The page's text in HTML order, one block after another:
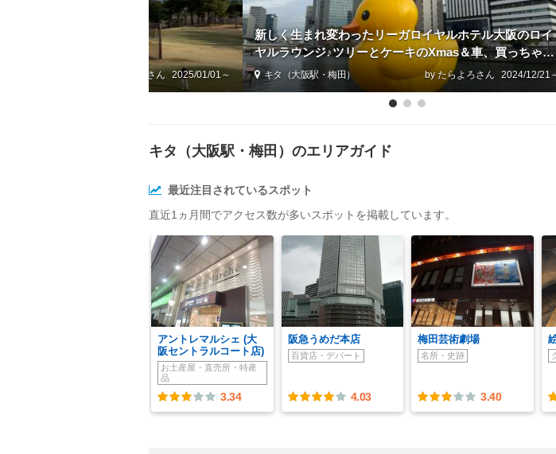
新しく生まれ変わったリーガロイヤルホテル大阪のロイ
ヤルラウンジ♪ツリーとケーキのXmas＆車、買っちゃっ
たー＆話題のイタリアン「バブルガム」
キタ（大阪駅・梅田） by たらよろ 2024/12/21
2025/01/01～
キタ（大阪駅・梅田）のエリアガイド
最近注目されているスポット
直近1ヵ月間でアクセス数が多いスポットを掲載しています。
アントレマルシェ (大
阪セントラルコート店)
お土産屋・直売所・特産
品
3.34
阪急うめだ本店
百貨店・デパート
4.03
梅田芸術劇場
名所・史跡
3.40